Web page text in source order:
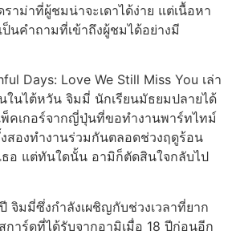
าม่าที่ผู้ชมน่าจะเดาได้ง่าย แต่เนื้อหา
นคำถามที่เข้าถึงผู้ชมได้อย่างมี
Days: Love We Still Miss You เล่า
นในไต้หวัน จิมมี่ นักเรียนมัธยมปลายได้
คเกอร์จากญี่ปุ่นที่ขอทำงานพาร์ทไทม์
สองทำงานร่วมกันตลอดช่วงฤดูร้อน
อ แต่ทันใดนั้น อามิก็ตัดสินใจกลับไป
จิมมี่ซึ่งกำลังเผชิญกับช่วงเวลาที่ยาก
าร์ดที่ได้รับจากอามิเมื่อ 18 ปีก่อนอีก